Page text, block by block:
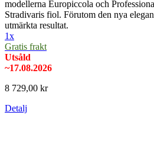
modellerna Europiccola och
Stradivaris fiol. Förutom den nya
utmärkta resultat.
1x
Gratis frakt
Utsåld
~17.08.2026
8 729,00 kr
Detalj